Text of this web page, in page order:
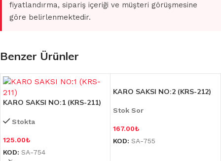
fiyatlandırma, sipariş içeriği ve müşteri görüşmesine
göre belirlenmektedir.
Benzer Ürünler
KARO SAKSI NO:1 (KRS-211)
Stokta
125.00₺
KOD: SA-754
KARO SAKSI NO:2 (KRS-212)
Stok Sor
167.00₺
KOD: SA-755